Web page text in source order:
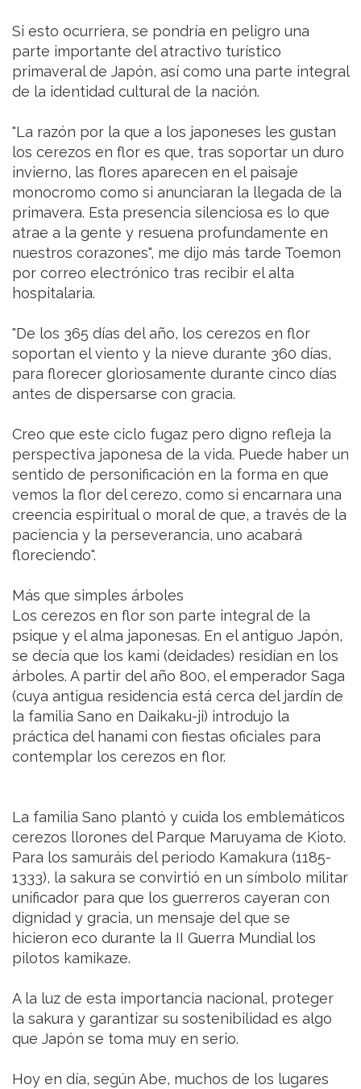
Si esto ocurriera, se pondría en peligro una
parte importante del atractivo turístico
primaveral de Japón, así como una parte integral
de la identidad cultural de la nación.
"La razón por la que a los japoneses les gustan
los cerezos en flor es que, tras soportar un duro
invierno, las flores aparecen en el paisaje
monocromo como si anunciaran la llegada de la
primavera. Esta presencia silenciosa es lo que
atrae a la gente y resuena profundamente en
nuestros corazones", me dijo más tarde Toemon
por correo electrónico tras recibir el alta
hospitalaria.
"De los 365 días del año, los cerezos en flor
soportan el viento y la nieve durante 360 días,
para florecer gloriosamente durante cinco días
antes de dispersarse con gracia.
Creo que este ciclo fugaz pero digno refleja la
perspectiva japonesa de la vida. Puede haber un
sentido de personificación en la forma en que
vemos la flor del cerezo, como si encarnara una
creencia espiritual o moral de que, a través de la
paciencia y la perseverancia, uno acabará
floreciendo".
Más que simples árboles
Los cerezos en flor son parte integral de la
psique y el alma japonesas. En el antiguo Japón,
se decía que los kami (deidades) residían en los
árboles. A partir del año 800, el emperador Saga
(cuya antigua residencia está cerca del jardín de
la familia Sano en Daikaku-ji) introdujo la
práctica del hanami con fiestas oficiales para
contemplar los cerezos en flor.
La familia Sano plantó y cuida los emblemáticos
cerezos llorones del Parque Maruyama de Kioto.
Para los samuráis del periodo Kamakura (1185-
1333), la sakura se convirtió en un símbolo militar
unificador para que los guerreros cayeran con
dignidad y gracia, un mensaje del que se
hicieron eco durante la II Guerra Mundial los
pilotos kamikaze.
A la luz de esta importancia nacional, proteger
la sakura y garantizar su sostenibilidad es algo
que Japón se toma muy en serio.
Hoy en día, según Abe, muchos de los lugares